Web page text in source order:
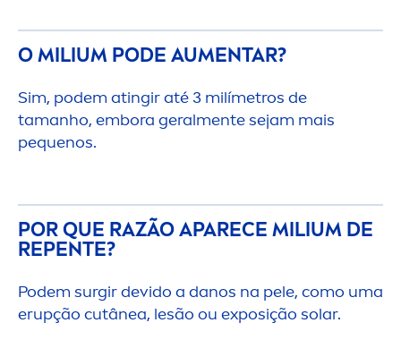
O MILIUM PODE AUMENTAR?
Sim, podem atingir até 3 milímetros de
tamanho, embora geralmente sejam mais
pequenos.
POR QUE RAZÃO APARECE MILIUM DE
REPENTE?
Podem surgir devido a danos na pele, como uma
erupção cutânea, lesão ou exposição solar.